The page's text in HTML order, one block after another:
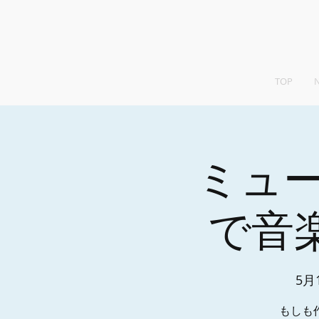
TOP
ミュ
で音
5月
もしも